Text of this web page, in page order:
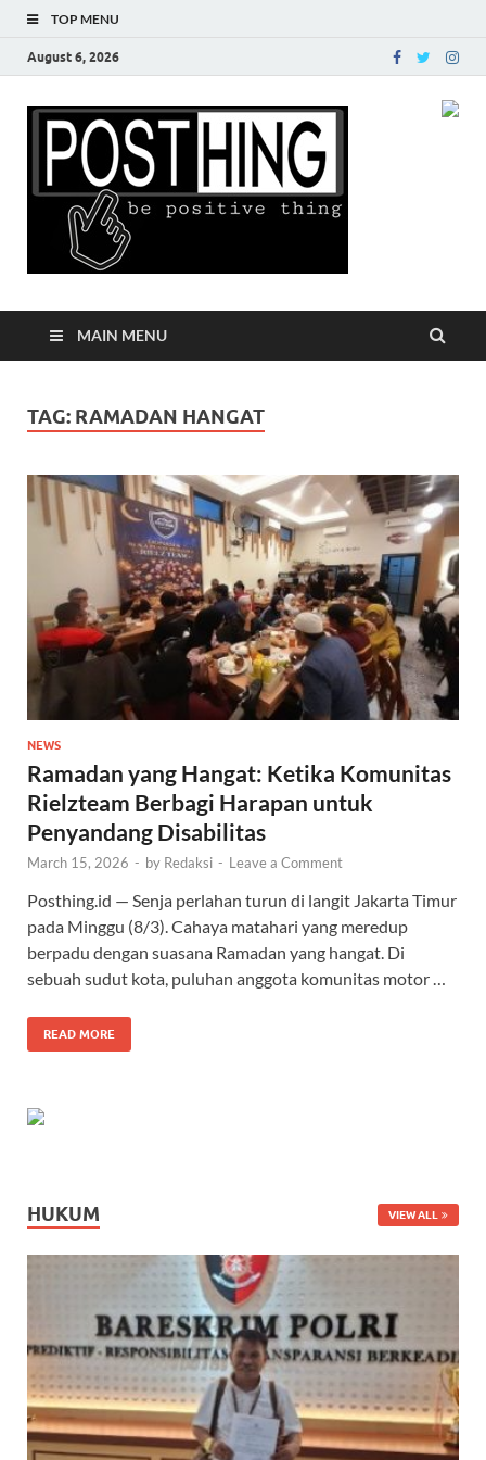
TOP MENU
August 6, 2026
MAIN MENU
TAG: RAMADAN HANGAT
NEWS
Ramadan yang Hangat: Ketika Komunitas
Rielzteam Berbagi Harapan untuk
Penyandang Disabilitas
March 15, 2026 - by Redaksi - Leave a Comment
Posthing.id — Senja perlahan turun di langit Jakarta Timur
pada Minggu (8/3). Cahaya matahari yang meredup
berpadu dengan suasana Ramadan yang hangat. Di
sebuah sudut kota, puluhan anggota komunitas motor …
READ MORE
HUKUM VIEW ALL